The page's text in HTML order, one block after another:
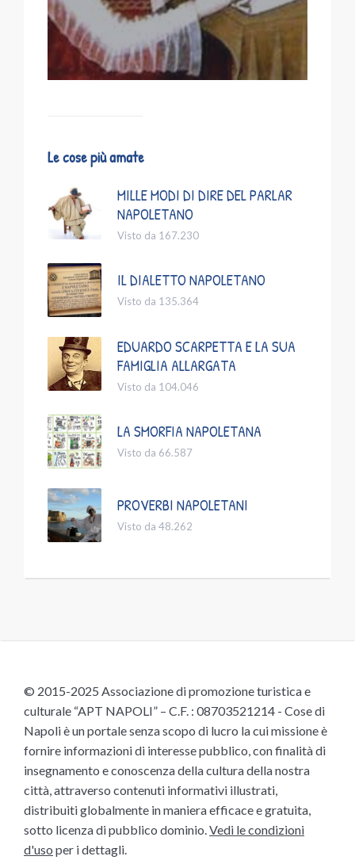
Le cose più amate
MILLE MODI DI DIRE DEL PARLAR
NAPOLETANO
Visto da 167.230
IL DIALETTO NAPOLETANO
Visto da 135.364
EDUARDO SCARPETTA E LA SUA
FAMIGLIA ALLARGATA
Visto da 104.046
LA SMORFIA NAPOLETANA
Visto da 66.587
PROVERBI NAPOLETANI
Visto da 48.262
© 2015-2025 Associazione di promozione turistica e
culturale “APT NAPOLI” – C.F. : 08703521214 - Cose di
Napoli è un portale senza scopo di lucro la cui missione è
fornire informazioni di interesse pubblico, con finalità di
insegnamento e conoscenza della cultura della nostra
città, attraverso contenuti informativi illustrati,
distribuiti globalmente in maniera efficace e gratuita,
sotto licenza di pubblico dominio.Vedi le condizioni
d'uso per i dettagli.